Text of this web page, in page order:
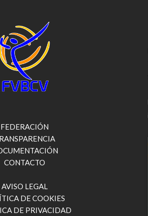
FEDERACIÓN
CONTACTO
AVISO LEGAL
DE COOKIES
DE PRIVACIDAD